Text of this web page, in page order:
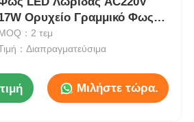
Ορυχείο Γραμμικό Φως
το υπόγειο φωτισμό
0414 σειρά
：2 τεμ
：Διαπραγματεύσιμα
Μιλήστε τώρα.